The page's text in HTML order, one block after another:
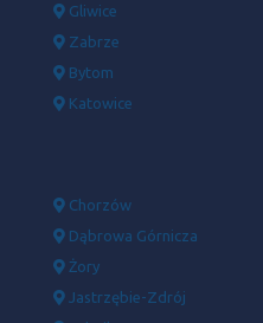
Gliwice
Zabrze
Bytom
Katowice
Chorzów
Dąbrowa Górnicza
Żory
Jastrzębie-Zdrój